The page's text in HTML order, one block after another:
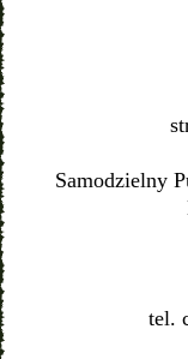
Samodzielny
tel.